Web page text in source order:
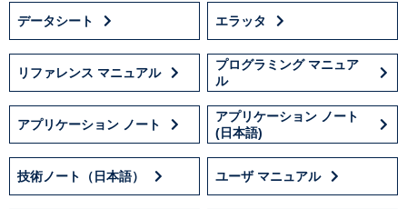
データシート エラッタ
リファレンス マニュアル
プログラミング マニュア
ル
アプリケーション ノート
アプリケーション ノート
(日本語)
技術ノート（日本語） ユーザ マニュアル